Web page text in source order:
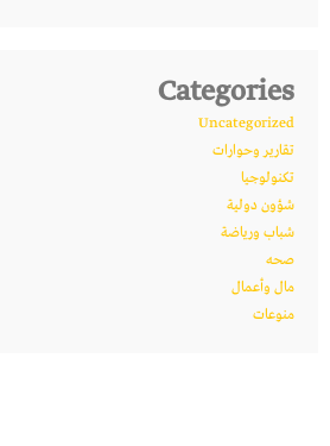
Categories
Uncategorized
تقارير وحوارات
تكنولوجيا
شؤون دولية
شباب ورياضة
صحه
مال وأعمال
منوعات